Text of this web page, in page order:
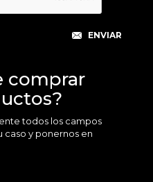
comprar
todos los campos
caso y ponernos en